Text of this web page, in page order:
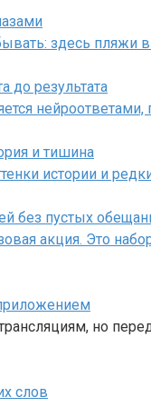
здесь пляжи
до результата
и тишина
истории и
без пустых
акция. Это
но перед
слов